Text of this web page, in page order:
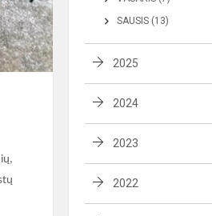
SAUSIS (13)
2025
2024
2023
2022